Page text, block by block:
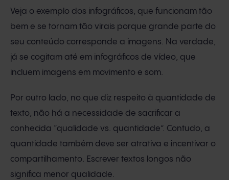
Veja o exemplo dos infográficos, que funcionam tão
bem e se tornam tão virais porque grande parte do
seu conteúdo corresponde a imagens. Na verdade,
já se cogitam até em infográficos de vídeo, que
incluem imagens em movimento e som.
Por outro lado, no que diz respeito à quantidade de
texto, não há a necessidade de sacrificar a
conhecida “qualidade vs. quantidade”. Contudo, a
quantidade também deve ser atrativa e incentivar o
compartilhamento. Escrever textos longos não
significa menor qualidade.